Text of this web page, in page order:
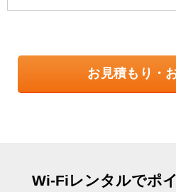
お見積もり・
Wi-Fiレンタルでポ